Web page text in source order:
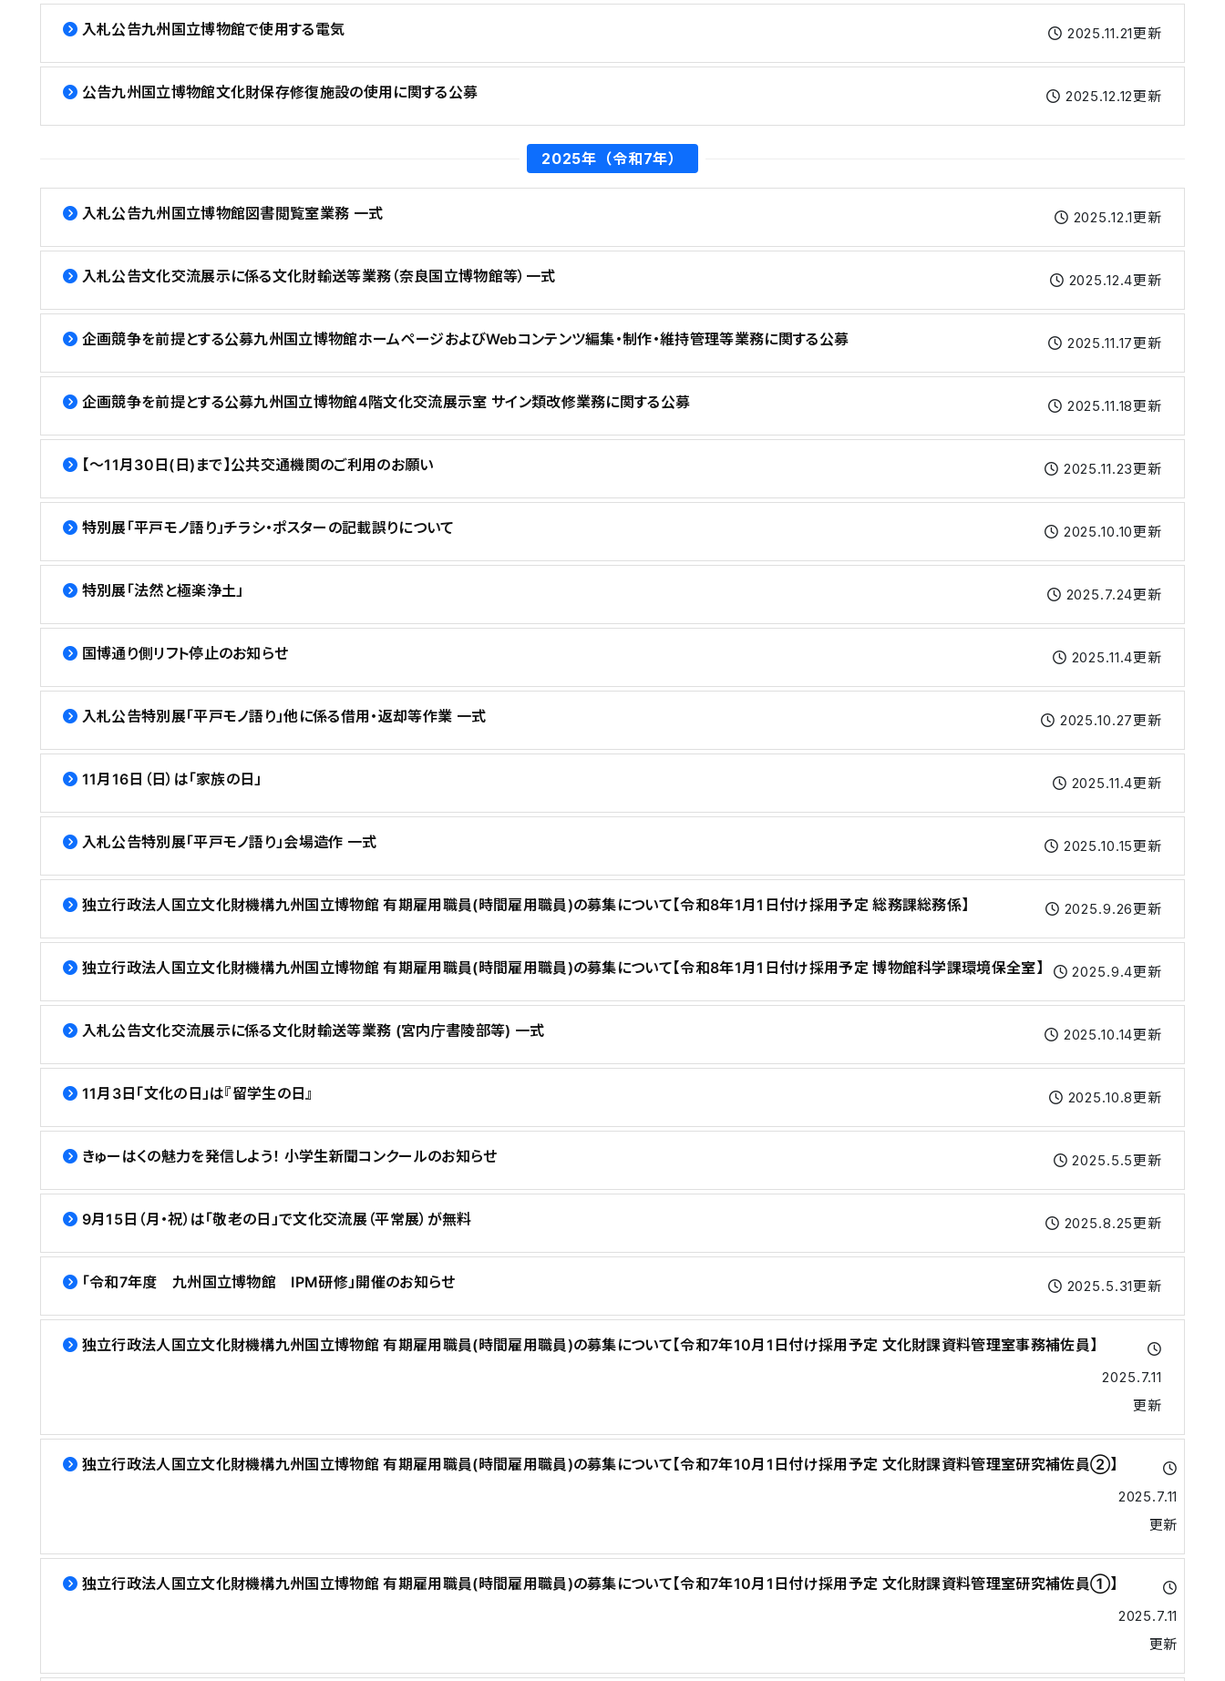
入札公告九州国立博物館で使用する電気 2025.11.21更新
公告九州国立博物館文化財保存修復施設の使用に関する公募 2025.12.12更新
2025年（令和7年）
入札公告九州国立博物館図書閲覧室業務 一式 2025.12.1更新
入札公告文化交流展示に係る文化財輸送等業務（奈良国立博物館等）一式 2025.12.4更新
企画競争を前提とする公募九州国立博物館ホームページおよびWebコンテンツ編集・制作・維持管理等業務に関する公募 2025.11.17更新
企画競争を前提とする公募九州国立博物館4階文化交流展示室 サイン類改修業務に関する公募 2025.11.18更新
【〜11月30日(日)まで】公共交通機関のご利用のお願い 2025.11.23更新
特別展「平戸モノ語り」チラシ・ポスターの記載誤りについて 2025.10.10更新
特別展「法然と極楽浄土」 2025.7.24更新
国博通り側リフト停止のお知らせ 2025.11.4更新
入札公告特別展「平戸モノ語り」他に係る借用・返却等作業 一式 2025.10.27更新
11月16日（日）は「家族の日」 2025.11.4更新
入札公告特別展「平戸モノ語り」会場造作 一式 2025.10.15更新
独立行政法人国立文化財機構九州国立博物館 有期雇用職員(時間雇用職員)の募集について【令和8年1月1日付け採用予定 総務課総務係】 2025.9.26更新
独立行政法人国立文化財機構九州国立博物館 有期雇用職員(時間雇用職員)の募集について【令和8年1月1日付け採用予定 博物館科学課環境保全室】 2025.9.4更新
入札公告文化交流展示に係る文化財輸送等業務 (宮内庁書陵部等) 一式 2025.10.14更新
11月3日「文化の日」は『留学生の日』 2025.10.8更新
きゅーはくの魅力を発信しよう！ 小学生新聞コンクールのお知らせ 2025.5.5更新
9月15日（月・祝）は「敬老の日」で文化交流展（平常展）が無料 2025.8.25更新
「令和7年度 九州国立博物館 IPM研修」開催のお知らせ 2025.5.31更新
独立行政法人国立文化財機構九州国立博物館 有期雇用職員(時間雇用職員)の募集について【令和7年10月1日付け採用予定 文化財課資料管理室事務補佐員】
2025.7.11
更新
独立行政法人国立文化財機構九州国立博物館 有期雇用職員(時間雇用職員)の募集について【令和7年10月1日付け採用予定 文化財課資料管理室研究補佐員②】
2025.7.11
更新
独立行政法人国立文化財機構九州国立博物館 有期雇用職員(時間雇用職員)の募集について【令和7年10月1日付け採用予定 文化財課資料管理室研究補佐員①】
2025.7.11
更新